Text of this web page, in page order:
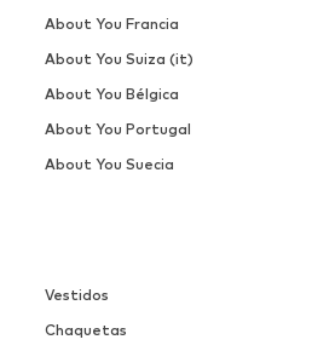
Vestidos
Chaquetas
About You Francia
About You Suiza (it)
About You Bélgica
About You Portugal
About You Suecia